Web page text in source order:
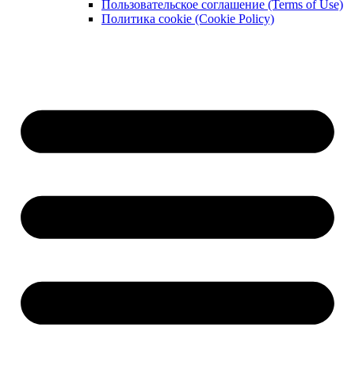
Пользовательское соглашение (Terms of Use)
Политика cookie (Cookie Policy)